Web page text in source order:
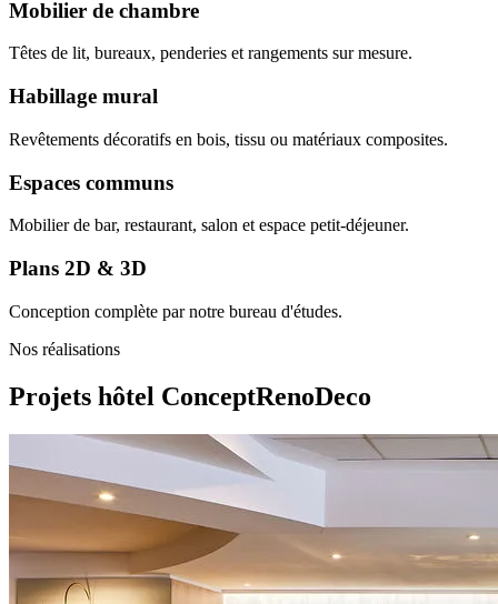
Mobilier de chambre
Têtes de lit, bureaux, penderies et rangements sur mesure.
Habillage mural
Revêtements décoratifs en bois, tissu ou matériaux composites.
Espaces communs
Mobilier de bar, restaurant, salon et espace petit-déjeuner.
Plans 2D & 3D
Conception complète par notre bureau d'études.
Nos réalisations
Projets hôtel ConceptRenoDeco